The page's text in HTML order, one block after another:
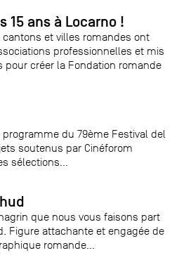
15 ans à Locarno !
cantons et villes romandes ont
professionnelles et mis
créer la Fondation romande
du 79ème Festival del
soutenus par Cinéforom
sélections...
que nous vous faisons part
Figure attachante et engagée de
romande...